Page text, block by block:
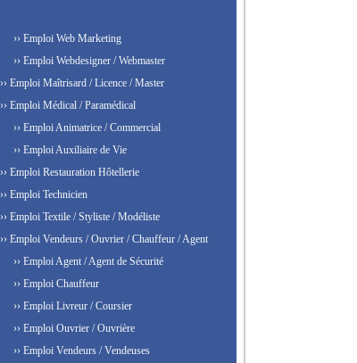
›› Emploi Web Marketing
›› Emploi Webdesigner / Webmaster
›› Emploi Maîtrisard / Licence / Master
›› Emploi Médical / Paramédical
›› Emploi Animatrice / Commercial
›› Emploi Auxiliaire de Vie
›› Emploi Restauration Hôtellerie
›› Emploi Technicien
›› Emploi Textile / Styliste / Modéliste
›› Emploi Vendeurs / Ouvrier / Chauffeur / Agent
›› Emploi Agent / Agent de Sécurité
›› Emploi Chauffeur
›› Emploi Livreur / Coursier
›› Emploi Ouvrier / Ouvrière
›› Emploi Vendeurs / Vendeuses